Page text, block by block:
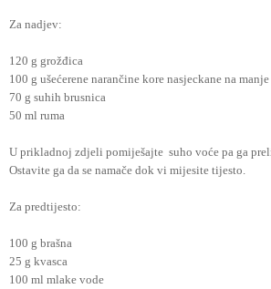
Za nadjev:
120 g grožđica
100 g ušećerene narančine kore nasjeckane na
70 g suhih brusnica
50 ml ruma
U prikladnoj zdjeli pomiješajte suho voće pa ga
Ostavite ga da se namače dok vi mijesite tijesto.
Za predtijesto:
100 g brašna
25 g kvasca
100 ml mlake vode